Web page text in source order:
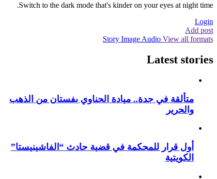
Switch to the dark mode that's kinder on your eyes at night time.
Login
Add post
Story Image Audio View all formats
Latest stories
متألقة في جدة.. ميادة الحناوي بفستان من الذهب
والحرير
أول قرار للمحكمة في قضية حادث “الفاشينيستا”
الكويتية